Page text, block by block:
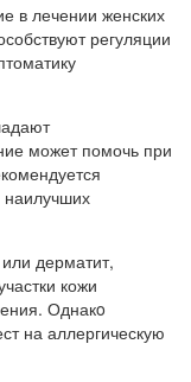
в лечении женских
регуляции
может помочь при
наилучших
дерматит,
кожи
Однакo
на аллергическую